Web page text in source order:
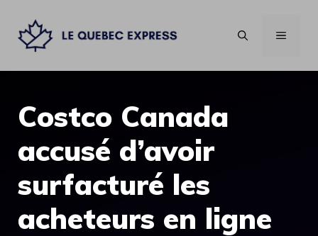
contenu
MENU
Costco Canada
accusé d’avoir
surfacturé les
acheteurs en ligne